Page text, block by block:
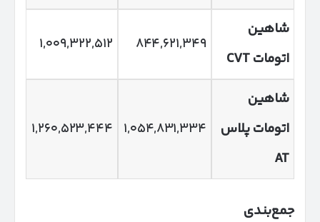
شاهین
اتوماتCVT
۸۴۴,۶۲۱,۳۴۹ ۱,۰۰۹,۳۲۲,۵۱۲
شاهین
اتومات پلاس
AT
۱,۰۵۴,۸۳۱,۳۳۴ ۱,۲۶۰,۵۲۳,۴۴۴
جمع‌بندی